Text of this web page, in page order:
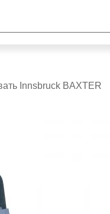
Innsbruck BAXTER